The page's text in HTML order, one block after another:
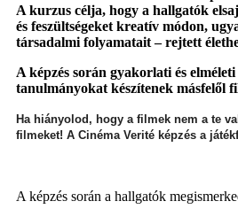
A kurzus célja, hogy a hallgatók
és feszültségeket kreatív módon,
társadalmi folyamatait – rejtett
A képzés során gyakorlati és
tanulmányokat készítenek másfelől
Ha hiányolod, hogy a filmek nem a te
filmeket! A Cinéma Verité képzés a
A képzés során a hallgatók